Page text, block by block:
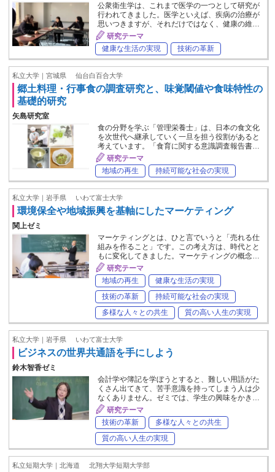
公衆衛生学は、これまで医学の一つとして研究が
行われてきました。医学といえば、疾病の治療が
思いつきますが、それだけではなく、健康の維…
研究テーマ
健康な生活の実現
技術の革新
私立大学｜宮城県 仙台白百合大学
郷土料理・行事食の調査研究と、味覚閾値や食味特性の
基礎的研究
矢島研究室
食の分野を学ぶ「管理栄養士」は、日本の食文化
を次世代へ継承していく一旦を担う役割があると
考えています。「食育に関する意識調査報告書…
研究テーマ
地域の再生
持続可能な社会の実現
私立大学｜岩手県 いわて富士大学
環境保全や地域振興を基軸にしたマーケティング
関上ゼミ
マーケティングとは、ひと言でいうと「売れる仕
組みを作ること」です。この考え方は、時代とと
もに変化してきました。マーケティングの概念…
研究テーマ
地域の再生
健康な生活の実現
技術の革新
持続可能な社会の実現
多様な人々との共生
質の高い人生の実現
私立大学｜岩手県 いわて富士大学
ビジネスの世界共通語を手にしよう
鈴木智香ゼミ
会計学や簿記を学ぼうとすると、難しい用語がた
くさん出てきて、苦手意識を持ってしまう人は少
なくありません。ゼミでは、学生の興味をかき…
研究テーマ
技術の革新
多様な人々との共生
質の高い人生の実現
私立短期大学｜北海道 北翔大学短期大学部